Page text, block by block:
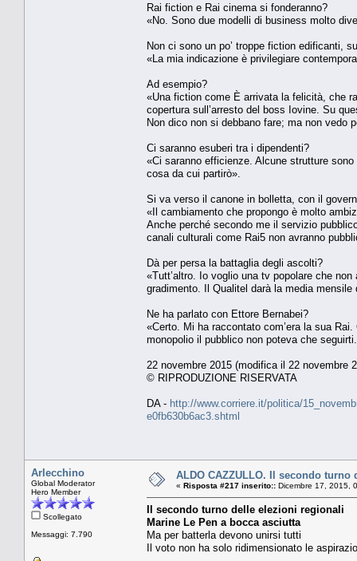
Rai fiction e Rai cinema si fonderanno?
«No. Sono due modelli di business molto
Non ci sono un po’ troppe fiction edificanti,
«La mia indicazione è privilegiare
Ad esempio?
«Una fiction come È arrivata la felicità, che
copertura sull’arresto del boss Iovine. Su
Non dico non si debbano fare; ma non vedo
Ci saranno esuberi tra i dipendenti?
«Ci saranno efficienze. Alcune strutture
cosa da cui partirò».
Si va verso il canone in bolletta, con il
«Il cambiamento che propongo è molto
Anche perché secondo me il servizio
canali culturali come Rai5 non avranno
Dà per persa la battaglia degli ascolti?
«Tutt’altro. Io voglio una tv popolare che
gradimento. Il Qualitel darà la media
Ne ha parlato con Ettore Bernabei?
«Certo. Mi ha raccontato com’era la sua
monopolio il pubblico non poteva che
22 novembre 2015 (modifica il 22 novembre
© RIPRODUZIONE RISERVATA
DA - http://www.corriere.it/politica/
e0fb630b6ac3.shtml
Arlecchino
Global Moderator
Hero Member
Scollegato
Messaggi: 7.790
ALDO CAZZULLO. Il secondo
« Risposta #217 inserito:: Dicembre 17, 2015,
Il secondo turno delle elezioni regionali
Marine Le Pen a bocca asciutta
Ma per batterla devono unirsi tutti
Il voto non ha solo ridimensionato le